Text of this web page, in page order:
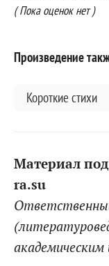
( Пока оценок нет )
Произведение
Короткие стихи
Материал
ra.su